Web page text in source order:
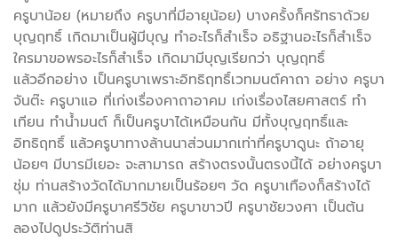
ครูบาน้อย (หมายถึง ครูบาที่มีอายุน้อย) บางครั้งก็ศรัทธาด้วย
บุญฤทธิ์ เกิดมาเป็นผู้มีบุญ ทำอะไรก็สำเร็จ อธิฐานอะไรก็สำเร็จ
ใครมาขอพรอะไรก็สำเร็จ เกิดมามีบุญเรียกว่า บุญฤทธิ์
แล้วอีกอย่าง เป็นครูบาเพราะอิทธิฤทธิ์เวทมนต์คาถา อย่าง ครูบา
จันต๊ะ ครูบาแอ ที่เก่งเรื่องคาถาอาคม เก่งเรื่องไสยศาสตร์ ทำ
เทียน ทำน้ำมนต์ ก็เป็นครูบาได้เหมือนกัน มีทั้งบุญฤทธิ์และ
อิทธิฤทธิ์ แล้วครูบาทางล้านนาส่วนมากเท่าที่ครูบาดูนะ ถ้าอายุ
น้อยๆ มีบารมีเยอะ จะสามารถ สร้างตรงนั้นตรงนี้ได้ อย่างครูบา
ชุ่ม ท่านสร้างวัดได้มากมายเป็นร้อยๆ วัด ครูบาเทืองก็สร้างได้
มาก แล้วยังมีครูบาศรีวิชัย ครูบาขาวปี ครูบาชัยวงศา เป็นต้น
ลองไปดูประวัติท่านสิ